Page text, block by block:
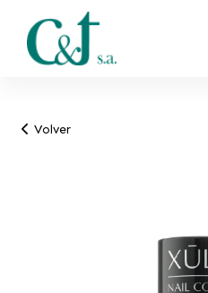
Volver